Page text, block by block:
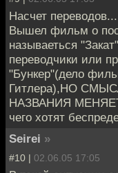
Насчет переводов...
Вышел фильм о
называеться
переводчики или
"Бункер"(дело
Гитлера),НО
НАЗВАНИЯ
чего хотят
Seirei »
#10 | 02.06.05 17:05